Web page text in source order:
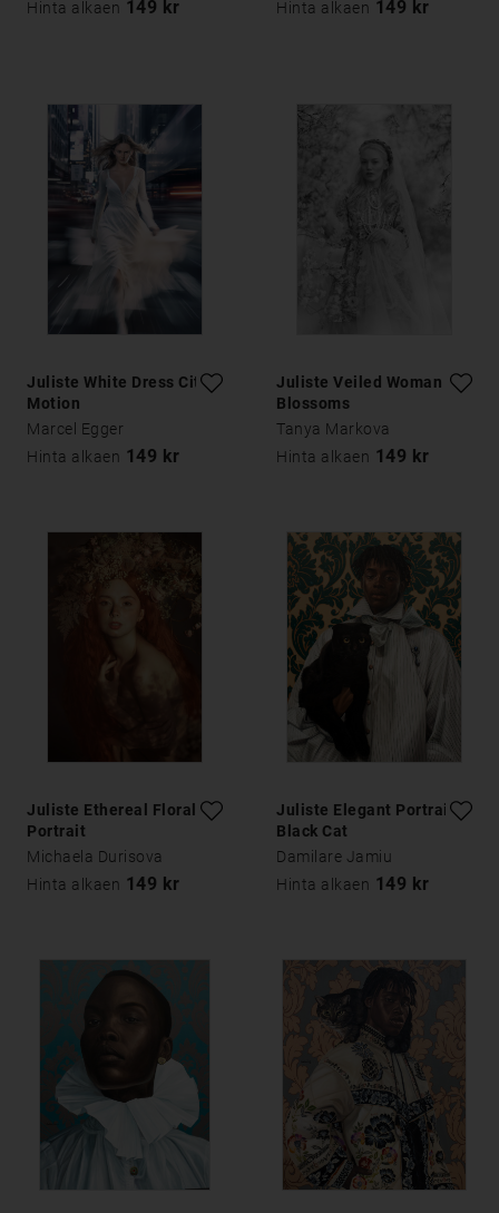
Hinta alkaen 149 kr Hinta alkaen 149 kr
Juliste White Dress City
Motion
Marcel Egger
Hinta alkaen 149 kr
Juliste Veiled Woman in
Blossoms
Tanya Markova
Hinta alkaen 149 kr
Juliste Ethereal Floral
Portrait
Michaela Durisova
Hinta alkaen 149 kr
Juliste Elegant Portrait
Black Cat
Damilare Jamiu
Hinta alkaen 149 kr